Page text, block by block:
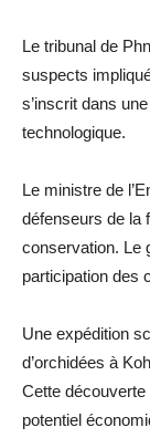
Le tribunal de
suspects
s’inscrit dans
technologique.
Le ministre de
défenseurs de la
conservation. Le
participation des
Une expédition
d’orchidées à
Cette
potentiel